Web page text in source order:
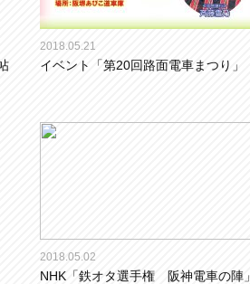
2018.05.21
イベント「第20回路面電車まつり」
2018.05.02
NHK「鉄オタ選手権 阪神電車の陣」